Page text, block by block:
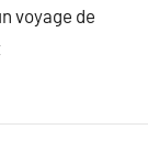
voyage de